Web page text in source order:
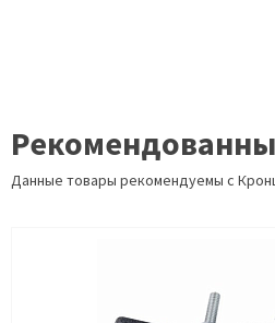
Данные товары рекомендуемы с